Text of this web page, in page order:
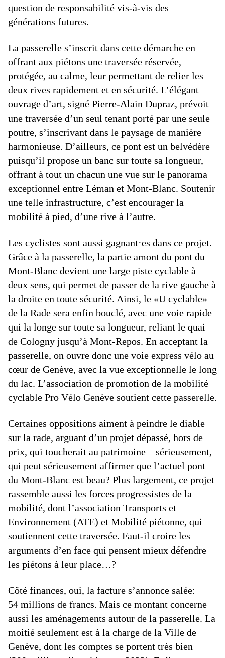
question de responsabilité vis-à-vis des
générations futures.
La passerelle s’inscrit dans cette démarche en
offrant aux piétons une traversée réservée,
protégée, au calme, leur permettant de relier les
deux rives rapidement et en sécurité. L’élégant
ouvrage d’art, signé Pierre-Alain Dupraz, prévoit
une traversée d’un seul tenant porté par une seule
poutre, s’inscrivant dans le paysage de manière
harmonieuse. D’ailleurs, ce pont est un belvédère
puisqu’il propose un banc sur toute sa longueur,
offrant à tout un chacun une vue sur le panorama
exceptionnel entre Léman et Mont-Blanc. Soutenir
une telle infrastructure, c’est encourager la
mobilité à pied, d’une rive à l’autre.
Les cyclistes sont aussi gagnant·es dans ce projet.
Grâce à la passerelle, la partie amont du pont du
Mont-Blanc devient une large piste cyclable à
deux sens, qui permet de passer de la rive gauche à
la droite en toute sécurité. Ainsi, le «U cyclable»
de la Rade sera enfin bouclé, avec une voie rapide
qui la longe sur toute sa longueur, reliant le quai
de Cologny jusqu’à Mont-Repos. En acceptant la
passerelle, on ouvre donc une voie express vélo au
cœur de Genève, avec la vue exceptionnelle le long
du lac. L’association de promotion de la mobilité
cyclable Pro Vélo Genève soutient cette passerelle.
Certaines oppositions aiment à peindre le diable
sur la rade, arguant d’un projet dépassé, hors de
prix, qui toucherait au patrimoine – sérieusement,
qui peut sérieusement affirmer que l’actuel pont
du Mont-Blanc est beau? Plus largement, ce projet
rassemble aussi les forces progressistes de la
mobilité, dont l’association Transports et
Environnement (ATE) et Mobilité piétonne, qui
soutiennent cette traversée. Faut-il croire les
arguments d’en face qui pensent mieux défendre
les piétons à leur place…?
Côté finances, oui, la facture s’annonce salée:
54 millions de francs. Mais ce montant concerne
aussi les aménagements autour de la passerelle. La
moitié seulement est à la charge de la Ville de
Genève, dont les comptes se portent très bien